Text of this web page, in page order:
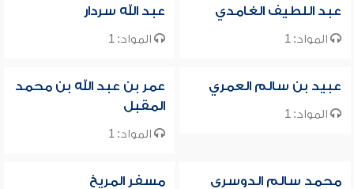
عبد اللطيف الغامدي
المواد: 1
عبد الله سردار
المواد: 1
عبيد بن سالم العمري
المواد: 1
عمر بن عبد الله بن محمد
المقبل
المواد: 1
محمد سالم الدوسري مسفر المريخ